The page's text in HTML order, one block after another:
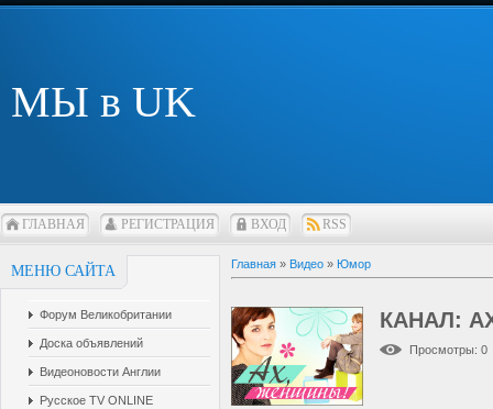
МЫ в UK
ГЛАВНАЯ РЕГИСТРАЦИЯ ВХОД RSS
МЕНЮ САЙТА
Форум Великобритании
Доска объявлений
Видеоновости Англии
Русское TV ONLINE
Главная » Видео » Юмор
КАНАЛ:
Просмотры: 0